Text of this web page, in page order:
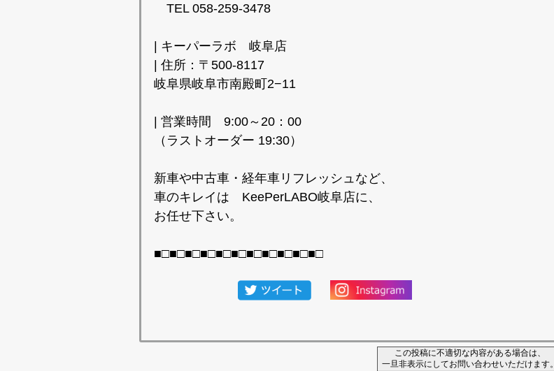
TEL 058-259-3478
| キーパーラボ 岐阜店
| 住所：〒500-8117
岐阜県岐阜市南殿町2−11
| 営業時間 9:00～20：00
（ラストオーダー 19:30）
新車や中古車・経年車リフレッシュなど、
車のキレイは KeePerLABO岐阜店に、
お任せ下さい。
■□■□■□■□■□■□■□■□■□■□■□
この投稿に不適切な内容がある場合は、
一旦非表示にしてお問い合わせいただけます。